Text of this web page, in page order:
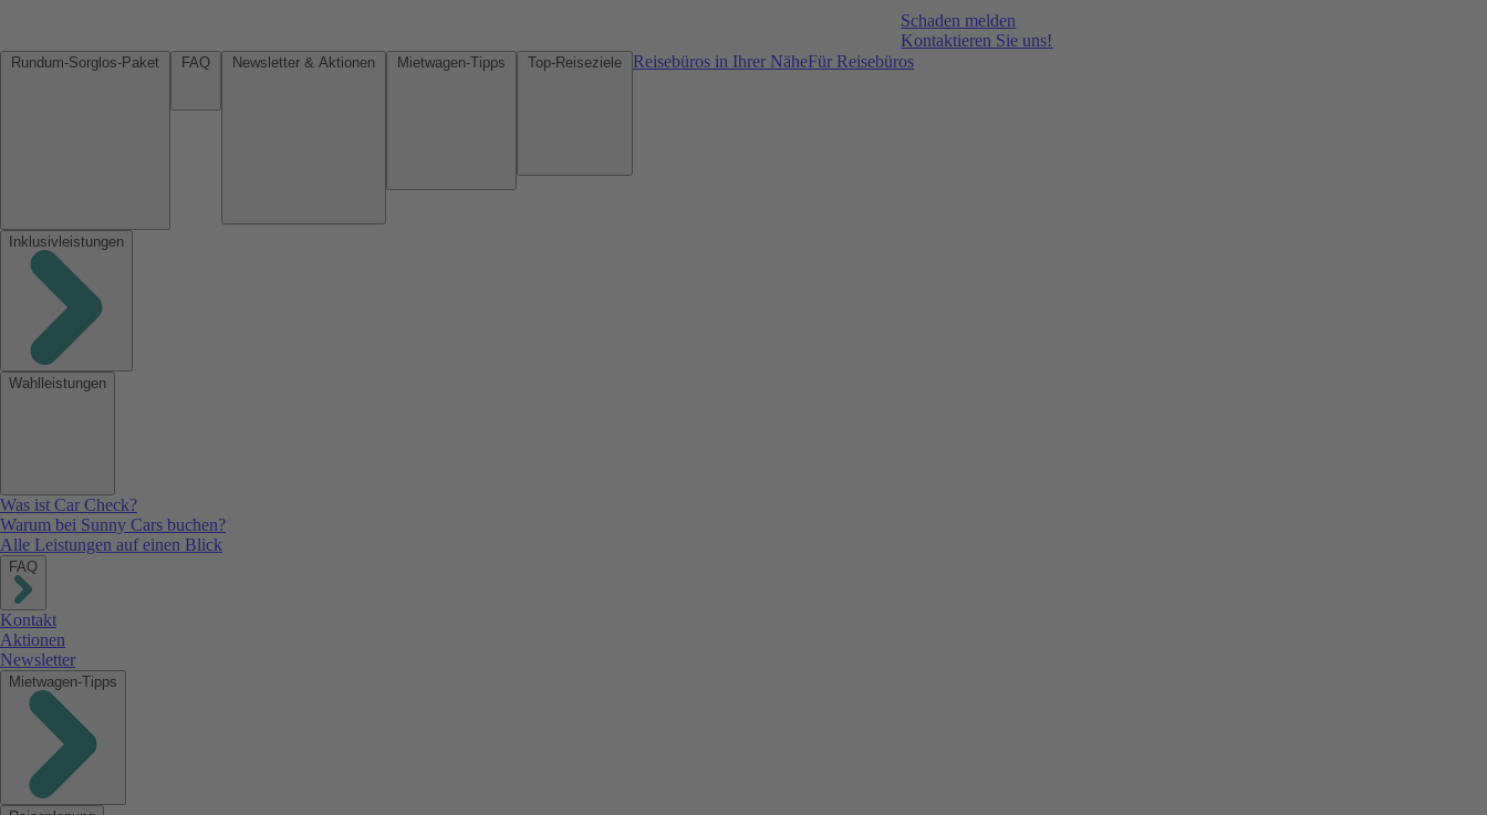
Schaden melden
Kontaktieren Sie uns!
Reisebüros in Ihrer NäheFür Reisebüros
Inklusivleistungen
Wahlleistungen
Was ist Car Check?
Warum bei Sunny Cars buchen?
Alle Leistungen auf einen Blick
FAQ
Kontakt
Aktionen
Newsletter
Mietwagen-Tipps